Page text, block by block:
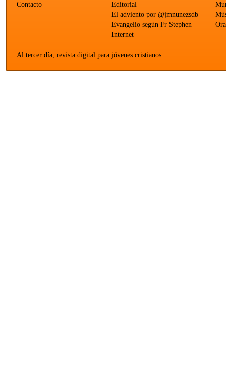
Contacto
Editorial
El adviento por @jmnunezsdb
Evangelio según Fr Stephen
Internet
Al tercer día, revista digital para jóvenes cristianos